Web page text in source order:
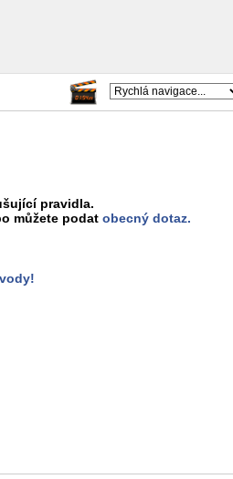
pravidla.
můžete podat obecný dotaz.